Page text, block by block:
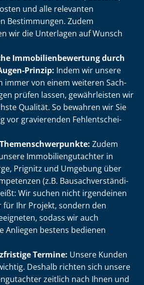
und alle relevanten
Bestimmungen. Zudem
wir die Unterlagen auf Wunsch
Im­mo­bi­li­en­be­wer­tung durch
Prinzip: Indem wir unsere
immer von einem weiteren Sach­
prüfen lassen, gewährleisten wir
Qualität. So bewahren wir Sie
vor gravierenden Fehl­ent­schei­
Zudem
Im­mo­bi­li­en­gut­ach­ter in
Prignitz und Umgebung über
(z.B. Bau­sach­ver­stän­di­
Wir suchen nicht irgendeinen
für Ihr Projekt, sondern den
sodass wir auch
Anliegen bestens bedienen
Termine: Unsere Kunden
Deshalb richten sich unsere
zeitlich nach Ihnen und